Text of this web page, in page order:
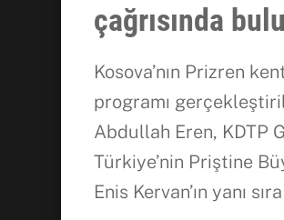
çağrısında
Kosova’nın Prizren
programı
Abdullah Eren, KDTP
Türkiye’nin Priştine
Enis Kervan’ın yanı